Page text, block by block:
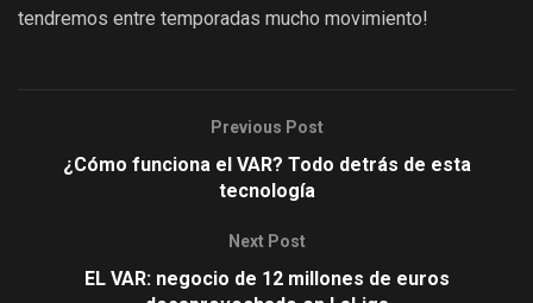
tendremos entre temporadas mucho movimiento!
Previous Post
¿Cómo funciona el VAR? Todo detrás de esta
tecnología
Next Post
EL VAR: negocio de 12 millones de euros